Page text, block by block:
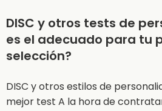
DISC y otros tests de
es el adecuado para tu
selección?
DISC y otros estilos de
mejor test A la hora de